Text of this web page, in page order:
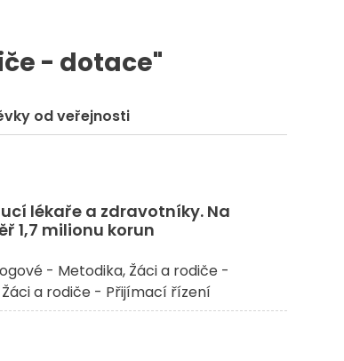
- dotace"
od veřejnosti
lékaře a zdravotníky. Na
1,7 milionu korun
- Metodika Žáci a rodiče -
Žáci a rodiče - Přijímací řízení